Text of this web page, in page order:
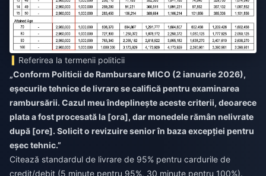
Referirea la termenii politicii
„Conform Politicii de Rambursare MICO (2 ianuarie 2026),
eșecurile tehnice de livrare se califică pentru examinarea
rambursării. Cazul meu îndeplinește aceste criterii, deoarece
plata a fost procesată la [ora], dar monedele rămân nelivrate
după [ore]. Solicit o revizuire senior în baza excepției pentru
eșec tehnic.”
Citează standardul de livrare de 95% pentru cardurile de
credit/debit (5 minute pentru 95%, 30 minute pentru 100%).